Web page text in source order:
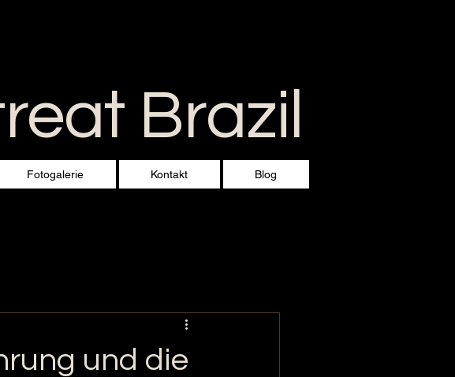
Brazil
Fotogalerie Kontakt Blog
und die